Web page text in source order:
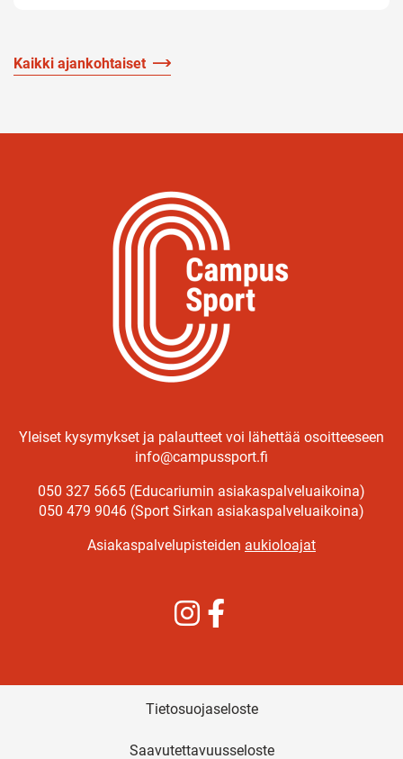
Kaikki ajankohtaiset
Yleiset kysymykset ja palautteet voi lähettää osoitteeseen
info@campussport.fi
050 327 5665 (Educariumin asiakaspalveluaikoina)
050 479 9046 (Sport Sirkan asiakaspalveluaikoina)
Asiakaspalvelupisteiden aukioloajat
Instagram
Tietosuojaseloste
Saavutettavuusseloste